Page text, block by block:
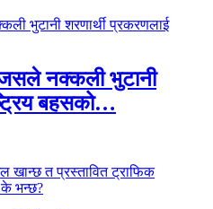
जसले नक्कली भुटानी
बहसको…